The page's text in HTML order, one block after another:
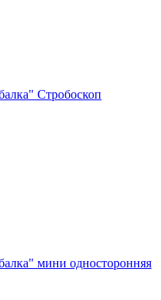
Стробоскоп
мини односторонняя